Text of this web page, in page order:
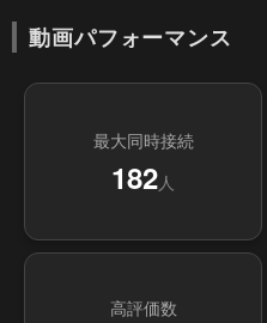
動画パフォーマンス
最大同時接続
182人
高評価数